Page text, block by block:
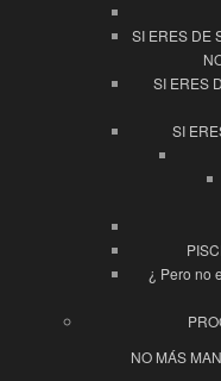
SI ERES DE
SI ERES
SI
¿ Pero no
NO MÁS